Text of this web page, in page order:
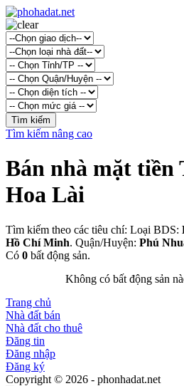
Tìm kiếm nâng cao
Bán nhà mặt
Hoa Lài
Tìm kiếm theo các tiêu chí: Loại BDS:
Hồ Chí Minh. Quận/Huyện: Phú
Có 0 bất động sản.
Không có bất động sản
Trang chủ
Nhà đất bán
Nhà đất cho thuê
Đăng tin
Đăng nhập
Đăng ký
Copyright © 2026 - phonhadat.net